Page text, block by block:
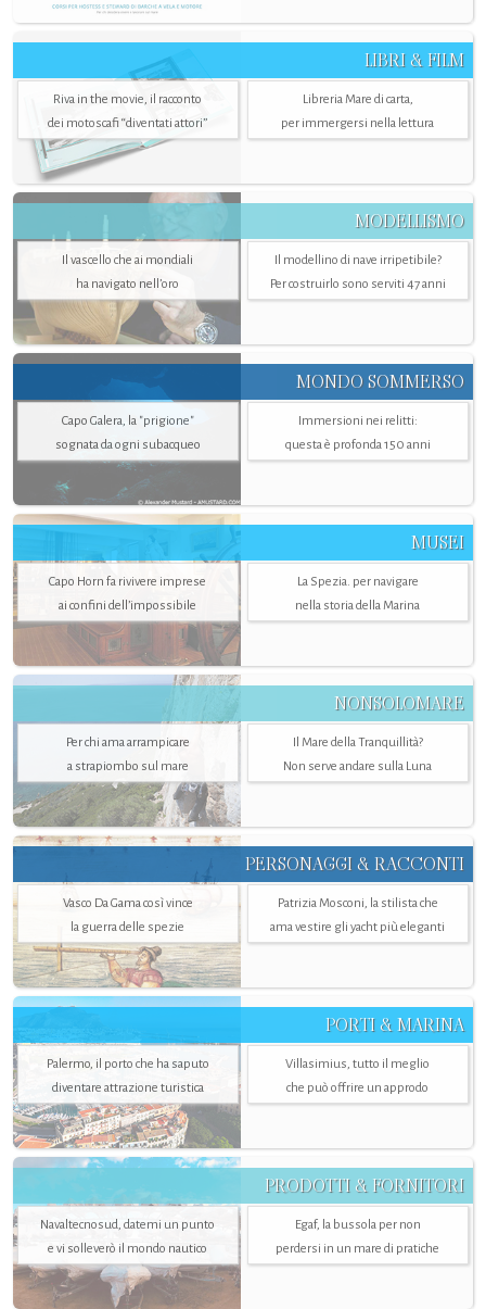
LIBRI & FILM
Riva in the movie, il racconto
dei motoscafi “diventati attori”
Libreria Mare di carta,
per immergersi nella lettura
MODELLISMO
Il vascello che ai mondiali
ha navigato nell’oro
Il modellino di nave irripetibile?
Per costruirlo sono serviti 47 anni
MONDO SOMMERSO
Capo Galera, la "prigione"
sognata da ogni subacqueo
Immersioni nei relitti:
questa è profonda 150 anni
MUSEI
Capo Horn fa rivivere imprese
ai confini dell’impossibile
La Spezia. per navigare
nella storia della Marina
NONSOLOMARE
Per chi ama arrampicare
a strapiombo sul mare
Il Mare della Tranquillità?
Non serve andare sulla Luna
PERSONAGGI & RACCONTI
Vasco Da Gama così vince
la guerra delle spezie
Patrizia Mosconi, la stilista che
ama vestire gli yacht più eleganti
PORTI & MARINA
Palermo, il porto che ha saputo
diventare attrazione turistica
Villasimius, tutto il meglio
che può offrire un approdo
PRODOTTI & FORNITORI
Navaltecnosud, datemi un punto
e vi solleverò il mondo nautico
Egaf, la bussola per non
perdersi in un mare di pratiche